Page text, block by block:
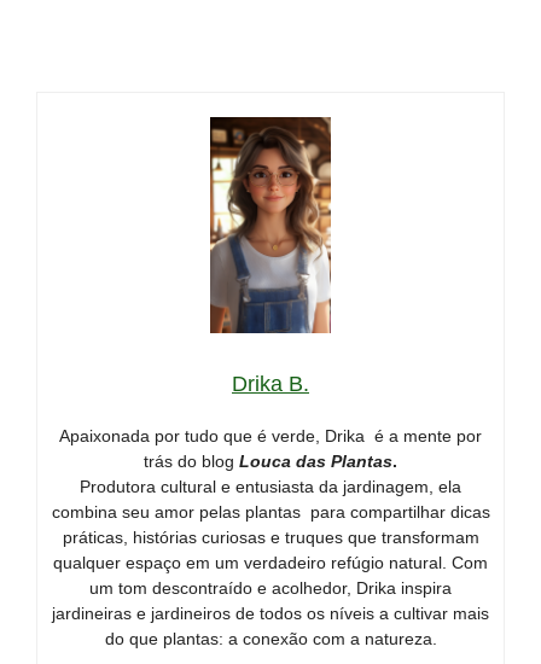
Drika B.
Apaixonada por tudo que é verde, Drika é a mente por
trás do blog Louca das Plantas.
Produtora cultural e entusiasta da jardinagem, ela
combina seu amor pelas plantas para compartilhar dicas
práticas, histórias curiosas e truques que transformam
qualquer espaço em um verdadeiro refúgio natural. Com
um tom descontraído e acolhedor, Drika inspira
jardineiras e jardineiros de todos os níveis a cultivar mais
do que plantas: a conexão com a natureza.